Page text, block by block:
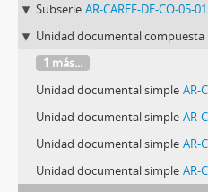
Subserie AR-CAREF-DE-CO-05-01
Unidad documental compuesta
1 más...
Unidad documental simple AR-
Unidad documental simple AR-
Unidad documental simple AR-CAREF-DE-
Unidad documental simple AR-